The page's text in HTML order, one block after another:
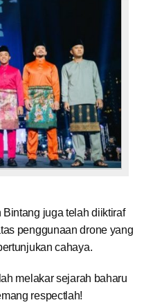
juga telah diiktiraf
penggunaan drone yang
cahaya.
melakar sejarah baharu
respectlah!